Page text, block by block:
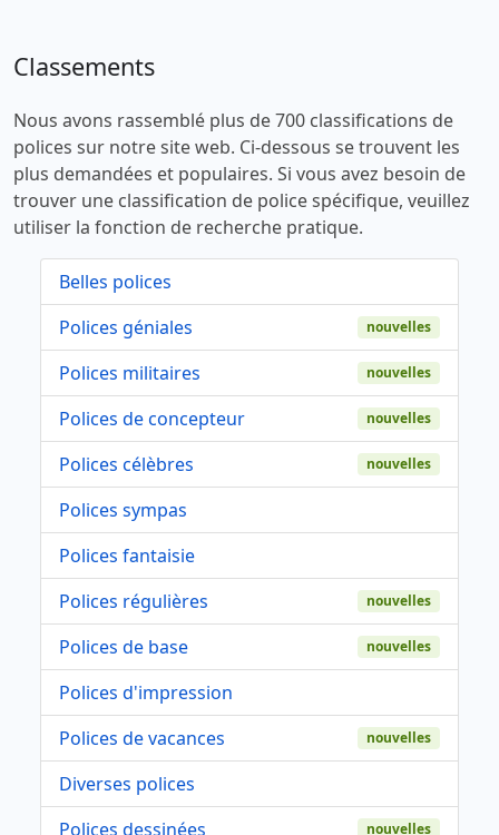
Classements
Nous avons rassemblé plus de 700 classifications de
polices sur notre site web. Ci-dessous se trouvent les
plus demandées et populaires. Si vous avez besoin de
trouver une classification de police spécifique, veuillez
utiliser la fonction de recherche pratique.
Belles polices
Polices géniales
nouvelles
Polices militaires nouvelles
Polices de concepteur nouvelles
Polices célèbres nouvelles
Polices sympas
Polices fantaisie
Polices régulières
nouvelles
Polices de base nouvelles
Polices d'impression
Polices de vacances
nouvelles
Diverses polices
Polices dessinées
nouvelles